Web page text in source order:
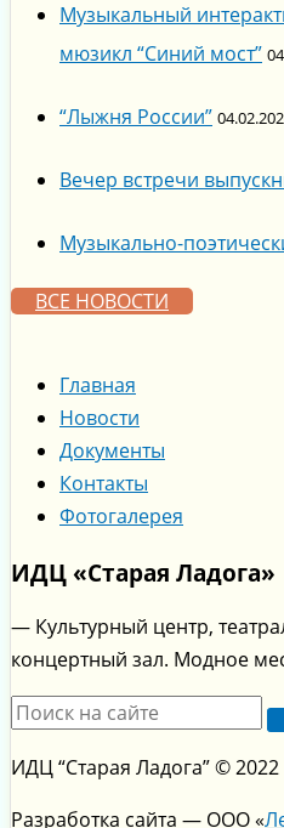
Музыкальный
мюзикл “Синий мост”
“Лыжня России”
Вечер встречи
Музыкально-
ВСЕ НОВОСТИ
Главная
Новости
Документы
Контакты
Фотогалерея
ИДЦ «Старая Ладога»
— Культурный центр,
концертный зал. Модное
ИДЦ “Старая Ладога” © 2022
Разработка сайта — ООО «